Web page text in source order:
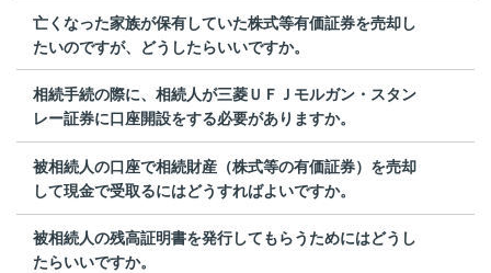
亡くなった家族が保有していた株式等有価証券を売却し
たいのですが、どうしたらいいですか。
相続手続の際に、相続人が三菱ＵＦＪモルガン・スタン
レー証券に口座開設をする必要がありますか。
被相続人の口座で相続財産（株式等の有価証券）を売却
して現金で受取るにはどうすればよいですか。
被相続人の残高証明書を発行してもらうためにはどうし
たらいいですか。